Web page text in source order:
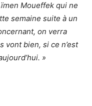
Moueffek qui ne
semaine suite à un
on verra
vont bien, si ce n’est
»